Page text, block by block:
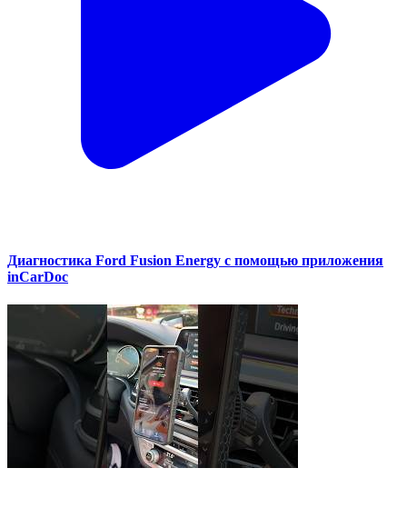
Диагностика Ford Fusion Energy с помощью приложения
inCarDoc